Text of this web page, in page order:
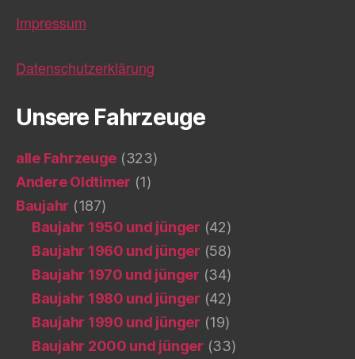
Impressum
Datenschutzerklärung
Unsere Fahrzeuge
alle Fahrzeuge (323)
Andere Oldtimer (1)
Baujahr (187)
Baujahr 1950 und jünger (42)
Baujahr 1960 und jünger (58)
Baujahr 1970 und jünger (34)
Baujahr 1980 und jünger (42)
Baujahr 1990 und jünger (19)
Baujahr 2000 und jünger (33)